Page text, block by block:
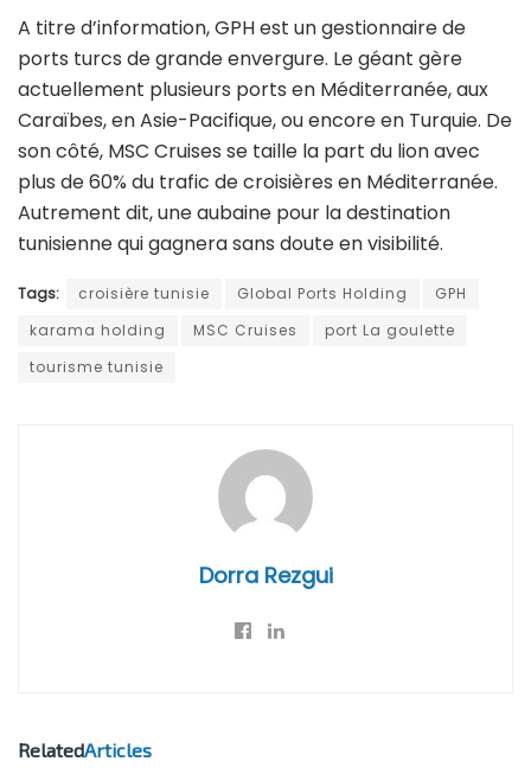
A titre d’information, GPH est un gestionnaire de
ports turcs de grande envergure. Le géant gère
actuellement plusieurs ports en Méditerranée, aux
Caraïbes, en Asie-Pacifique, ou encore en Turquie. De
son côté, MSC Cruises se taille la part du lion avec
plus de 60% du trafic de croisières en Méditerranée.
Autrement dit, une aubaine pour la destination
tunisienne qui gagnera sans doute en visibilité.
Tags: croisière tunisie Global Ports Holding
GPH
karama holding
MSC Cruises
port La goulette
tourisme tunisie
Dorra Rezgui
RelatedArticles